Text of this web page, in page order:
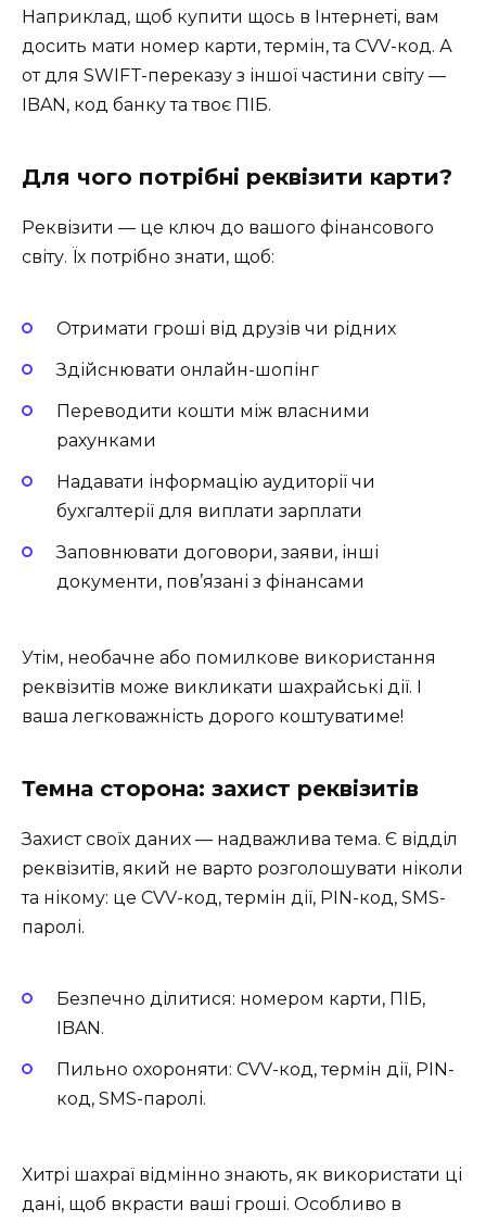
Наприклад, щоб купити щось в Інтернеті, вам
досить мати номер карти, термін, та CVV-код. А
от для SWIFT-переказу з іншої частини світу —
IBAN, код банку та твоє ПІБ.
Для чого потрібні реквізити карти?
Реквізити — це ключ до вашого фінансового
світу. Їх потрібно знати, щоб:
Отримати гроші від друзів чи рідних
Здійснювати онлайн-шопінг
Переводити кошти між власними
рахунками
Надавати інформацію аудиторії чи
бухгалтерії для виплати зарплати
Заповнювати договори, заяви, інші
документи, пов’язані з фінансами
Утім, необачне або помилкове використання
реквізитів може викликати шахрайські дії. І
ваша легковажність дорого коштуватиме!
Темна сторона: захист реквізитів
Захист своїх даних — надважлива тема. Є відділ
реквізитів, який не варто розголошувати ніколи
та нікому: це CVV-код, термін дії, PIN-код, SMS-
паролі.
Безпечно ділитися: номером карти, ПІБ,
IBAN.
Пильно охороняти: CVV-код, термін дії, PIN-
код, SMS-паролі.
Хитрі шахраї відмінно знають, як використати ці
дані, щоб вкрасти ваші гроші. Особливо в